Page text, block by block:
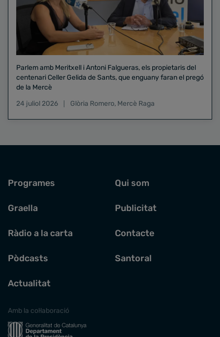
Parlem amb Meritxell i Antoni Falgueras, els propietaris del
centenari Celler Gelida de Sants, que enguany faran el pregó
de la Mercè
24 juliol 2026
Glòria Romero, Mercè Raga
Programes
Graella
Ràdio a la carta
Pòdcasts
Actualitat
Qui som
Publicitat
Contacte
Santoral
Amb la col·laboració